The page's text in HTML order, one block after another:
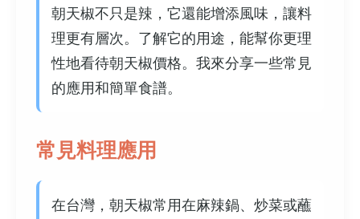
朝天椒不只是辣，它還能增添風味，讓料
理更有層次。了解它的用途，能幫你更理
性地看待朝天椒價格。我來分享一些常見
的應用和簡單食譜。
常見料理應用
在台灣，朝天椒常用在麻辣鍋、炒菜或蘸